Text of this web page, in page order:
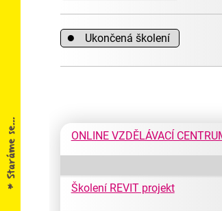
● Ukončená školení
ONLINE VZDĚLÁVACÍ
Školení REVIT projekt